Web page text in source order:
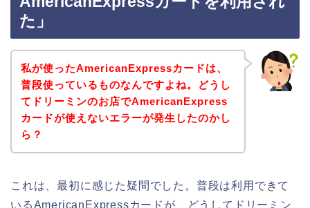
た」
私が使ったAmericanExpressカードは、
普段使っているものなんですよね。どうし
てドリーミンのお店でAmericanExpress
カードが使えないエラーが発生したのかし
ら？
これは、最初に感じた疑問でした。普段は利用できて
いるAmericanExpressカードが、どうしてドリーミン